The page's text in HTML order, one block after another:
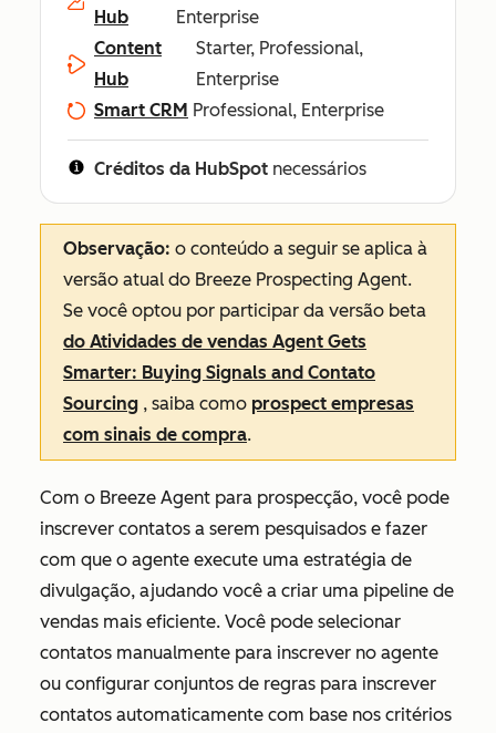
Hub
Enterprise
Content
Hub
Starter, Professional,
Enterprise
Smart CRM Professional, Enterprise
Créditos da HubSpot necessários
Observação: o conteúdo a seguir se aplica à
versão atual do Breeze Prospecting Agent.
Se você optou por participar da versão beta
do Atividades de vendas Agent Gets
Smarter: Buying Signals and Contato
Sourcing , saiba como prospect empresas
com sinais de compra.
Com o Breeze Agent para prospecção, você pode
inscrever contatos a serem pesquisados e fazer
com que o agente execute uma estratégia de
divulgação, ajudando você a criar uma pipeline de
vendas mais eficiente. Você pode selecionar
contatos manualmente para inscrever no agente
ou configurar conjuntos de regras para inscrever
contatos automaticamente com base nos critérios